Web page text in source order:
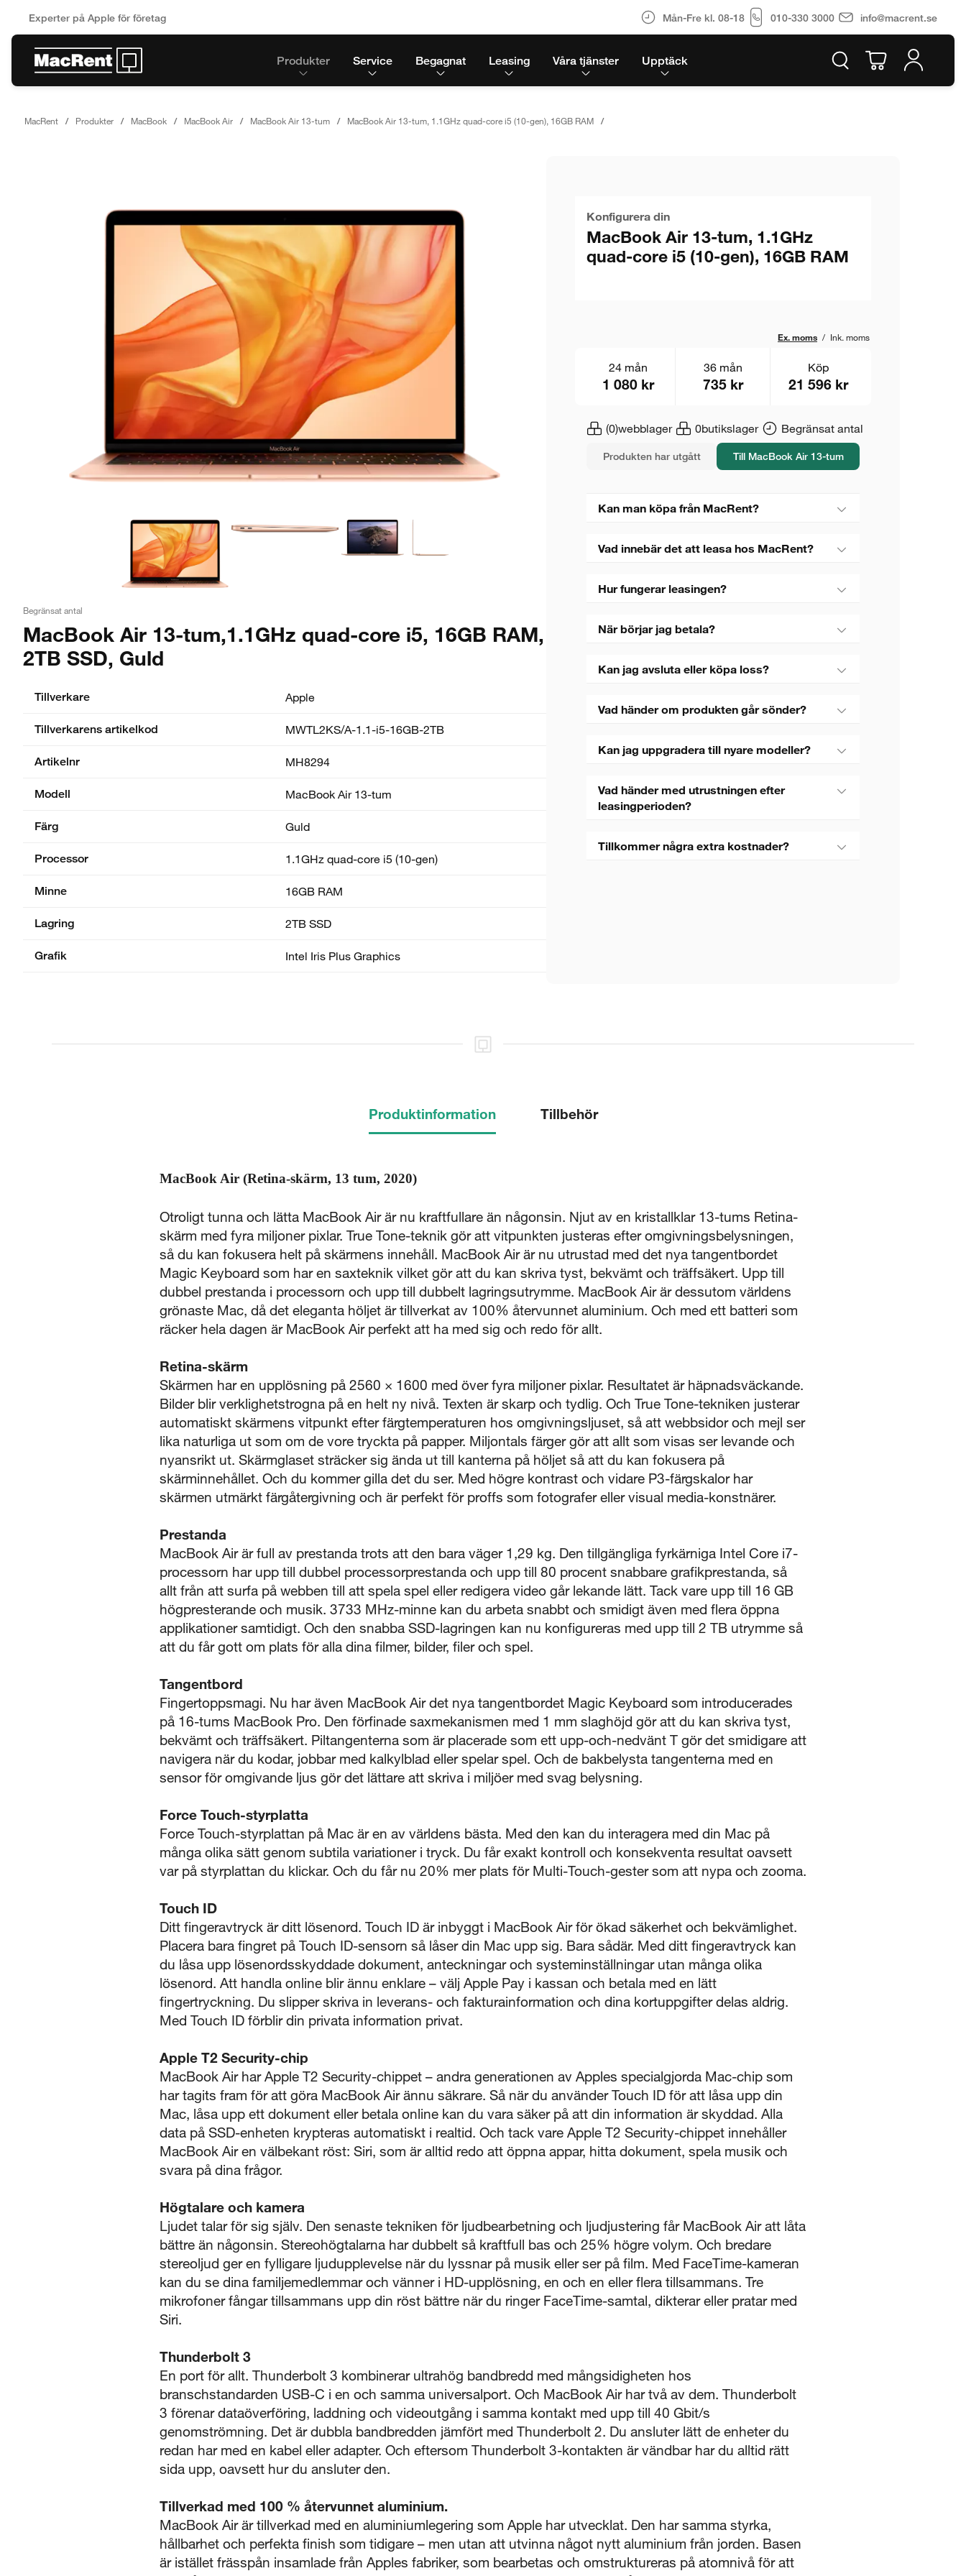
Experter på Apple för företag Mån-Fre kl. 08-18 010-330 3000 info@macrent.se
Produkter Service Begagnat Leasing Våra tjänster Upptäck
MacRent Produkter MacBook MacBook Air MacBook Air 13-tum MacBook Air 13-tum, 1.1GHz quad-core i5 (10-gen), 16GB RAM
Begränsat antal
MacBook Air 13-tum,1.1GHz quad-core i5, 16GB RAM,
2TB SSD, Guld
Tillverkare Apple
Tillverkarens artikelkod MWTL2KS/A-1.1-i5-16GB-2TB
Artikelnr MH8294
Modell MacBook Air 13-tum
Färg Guld
Processor 1.1GHz quad-core i5 (10-gen)
Minne 16GB RAM
Lagring 2TB SSD
Grafik Intel Iris Plus Graphics
Konfigurera din
MacBook Air 13-tum, 1.1GHz
quad-core i5 (10-gen), 16GB RAM
Ex. moms / Ink. moms
(0)webblager 0butikslager Begränsat antal
24 mån
1 080 kr
36 mån
735 kr
Köp
21 596 kr
Produkten har utgått Till MacBook Air 13-tum
Kan man köpa från MacRent?
Vad innebär det att leasa hos MacRent?
Hur fungerar leasingen?
När börjar jag betala?
Kan jag avsluta eller köpa loss?
Vad händer om produkten går sönder?
Kan jag uppgradera till nyare modeller?
Vad händer med utrustningen efter
leasingperioden?
Tillkommer några extra kostnader?
Produktinformation Tillbehör
MacBook Air (Retina-skärm, 13 tum, 2020)
Otroligt tunna och lätta MacBook Air är nu kraftfullare än någonsin. Njut av en kristallklar 13-tums Retina-
skärm med fyra miljoner pixlar. True Tone-teknik gör att vitpunkten justeras efter omgivningsbelysningen,
så du kan fokusera helt på skärmens innehåll. MacBook Air är nu utrustad med det nya tangentbordet
Magic Keyboard som har en saxteknik vilket gör att du kan skriva tyst, bekvämt och träffsäkert. Upp till
dubbel prestanda i processorn och upp till dubbelt lagringsutrymme. MacBook Air är dessutom världens
grönaste Mac, då det eleganta höljet är tillverkat av 100% återvunnet aluminium. Och med ett batteri som
räcker hela dagen är MacBook Air perfekt att ha med sig och redo för allt.
Retina-skärm
Skärmen har en upplösning på 2560 × 1600 med över fyra miljoner pixlar. Resultatet är häpnadsväckande.
Bilder blir verklighetstrogna på en helt ny nivå. Texten är skarp och tydlig. Och True Tone-tekniken justerar
automatiskt skärmens vitpunkt efter färgtemperaturen hos omgivningsljuset, så att webbsidor och mejl ser
lika naturliga ut som om de vore tryckta på papper. Miljontals färger gör att allt som visas ser levande och
nyansrikt ut. Skärmglaset sträcker sig ända ut till kanterna på höljet så att du kan fokusera på
skärminnehållet. Och du kommer gilla det du ser. Med högre kontrast och vidare P3-färgskalor har
skärmen utmärkt färgåtergivning och är perfekt för proffs som fotografer eller visual media-konstnärer.
Prestanda
MacBook Air är full av prestanda trots att den bara väger 1,29 kg. Den tillgängliga fyrkärniga Intel Core i7-
processorn har upp till dubbel processorprestanda och upp till 80 procent snabbare grafikprestanda, så
allt från att surfa på webben till att spela spel eller redigera video går lekande lätt. Tack vare upp till 16 GB
högpresterande och musik. 3733 MHz-minne kan du arbeta snabbt och smidigt även med flera öppna
applikationer samtidigt. Och den snabba SSD-lagringen kan nu konfigureras med upp till 2 TB utrymme så
att du får gott om plats för alla dina filmer, bilder, filer och spel.
Tangentbord
Fingertoppsmagi. Nu har även MacBook Air det nya tangentbordet Magic Keyboard som introducerades
på 16-tums MacBook Pro. Den förfinade saxmekanismen med 1 mm slaghöjd gör att du kan skriva tyst,
bekvämt och träffsäkert. Piltangenterna som är placerade som ett upp-och-nedvänt T gör det smidigare att
navigera när du kodar, jobbar med kalkylblad eller spelar spel. Och de bakbelysta tangenterna med en
sensor för omgivande ljus gör det lättare att skriva i miljöer med svag belysning.
Force Touch-styrplatta
Force Touch-styrplattan på Mac är en av världens bästa. Med den kan du interagera med din Mac på
många olika sätt genom subtila variationer i tryck. Du får exakt kontroll och konsekventa resultat oavsett
var på styrplattan du klickar. Och du får nu 20% mer plats för Multi-Touch-gester som att nypa och zooma.
Touch ID
Ditt fingeravtryck är ditt lösenord. Touch ID är inbyggt i MacBook Air för ökad säkerhet och bekvämlighet.
Placera bara fingret på Touch ID-sensorn så låser din Mac upp sig. Bara sådär. Med ditt fingeravtryck kan
du låsa upp lösenordsskyddade dokument, anteckningar och systeminställningar utan många olika
lösenord. Att handla online blir ännu enklare – välj Apple Pay i kassan och betala med en lätt
fingertryckning. Du slipper skriva in leverans- och fakturainformation och dina kortuppgifter delas aldrig.
Med Touch ID förblir din privata information privat.
Apple T2 Security-chip
MacBook Air har Apple T2 Security-chippet – andra generationen av Apples specialgjorda Mac-chip som
har tagits fram för att göra MacBook Air ännu säkrare. Så när du använder Touch ID för att låsa upp din
Mac, låsa upp ett dokument eller betala online kan du vara säker på att din information är skyddad. Alla
data på SSD-enheten krypteras automatiskt i realtid. Och tack vare Apple T2 Security-chippet innehåller
MacBook Air en välbekant röst: Siri, som är alltid redo att öppna appar, hitta dokument, spela musik och
svara på dina frågor.
Högtalare och kamera
Ljudet talar för sig själv. Den senaste tekniken för ljudbearbetning och ljudjustering får MacBook Air att låta
bättre än någonsin. Stereohögtalarna har dubbelt så kraftfull bas och 25% högre volym. Och bredare
stereoljud ger en fylligare ljudupplevelse när du lyssnar på musik eller ser på film. Med FaceTime-kameran
kan du se dina familjemedlemmar och vänner i HD-upplösning, en och en eller flera tillsammans. Tre
mikrofoner fångar tillsammans upp din röst bättre när du ringer FaceTime-samtal, dikterar eller pratar med
Siri.
Thunderbolt 3
En port för allt. Thunderbolt 3 kombinerar ultrahög bandbredd med mångsidigheten hos
branschstandarden USB-C i en och samma universalport. Och MacBook Air har två av dem. Thunderbolt
3 förenar dataöverföring, laddning och videoutgång i samma kontakt med upp till 40 Gbit/s
genomströmning. Det är dubbla bandbredden jämfört med Thunderbolt 2. Du ansluter lätt de enheter du
redan har med en kabel eller adapter. Och eftersom Thunderbolt 3-kontakten är vändbar har du alltid rätt
sida upp, oavsett hur du ansluter den.
Tillverkad med 100 % återvunnet aluminium.
MacBook Air är tillverkad med en aluminiumlegering som Apple har utvecklat. Den har samma styrka,
hållbarhet och perfekta finish som tidigare – men utan att utvinna något nytt aluminium från jorden. Basen
är istället frässpån insamlade från Apples fabriker, som bearbetas och omstruktureras på atomnivå för att
5 sekunder